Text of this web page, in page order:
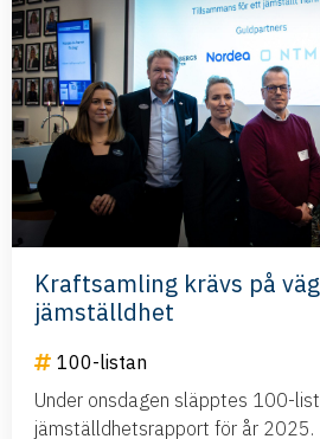
Kraftsamling krävs på
jämställdhet
100-listan
Under onsdagen släpptes 100-
jämställdhetsrapport för år 2025.